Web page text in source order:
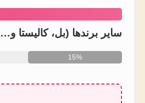
سایر برندها (بل، کالیستا
15%